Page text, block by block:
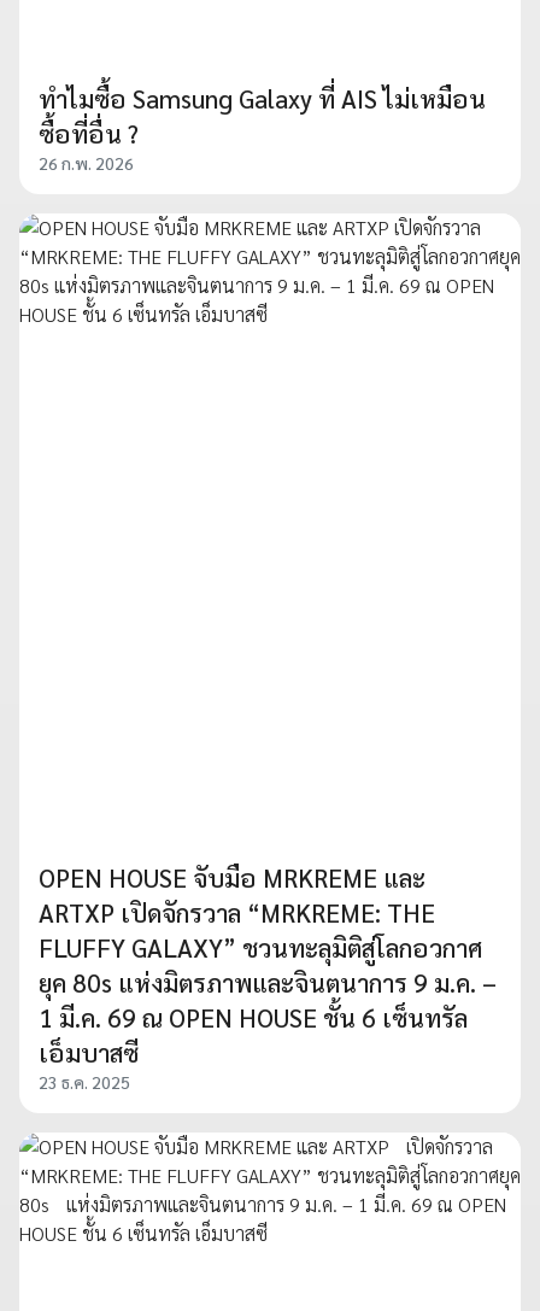
ทำไมซื้อ Samsung Galaxy ที่ AIS ไม่เหมือน
ซื้อที่อื่น ?
26 ก.พ. 2026
OPEN HOUSE จับมือ MRKREME และ
ARTXP เปิดจักรวาล “MRKREME: THE
FLUFFY GALAXY” ชวนทะลุมิติสู่โลกอวกาศ
ยุค 80s แห่งมิตรภาพและจินตนาการ 9 ม.ค. –
1 มี.ค. 69 ณ OPEN HOUSE ชั้น 6 เซ็นทรัล
เอ็มบาสซี
23 ธ.ค. 2025